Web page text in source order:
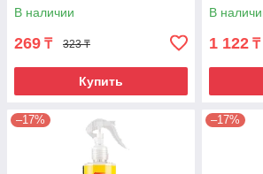
В наличии
269 ₸ 323 ₸
Купить
В
1 122 ₸
–17% –17%